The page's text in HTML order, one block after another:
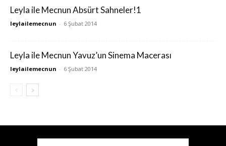
Leyla ile Mecnun Absürt Sahneler!1
leylailemecnun - 6 Şubat 2014
Leyla ile Mecnun Yavuz’un Sinema Macerası
leylailemecnun - 6 Şubat 2014